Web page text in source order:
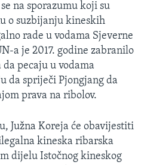
na sporazumu koji su
o suzbijanju kineskih
rade u vodama Sjeverne
a je 2017. godine zabranilo
pecaju u vodama
da spriječi Pjongjang da
prava na ribolov.
Južna Koreja će obavijestiti
kineska ribarska
dijelu Istočnog kineskog